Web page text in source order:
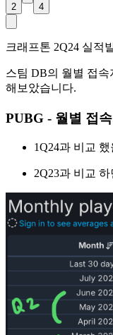
2 4
크래프톤 2Q24 실적
스팀 DB의 월별 접
해보았습니다.
PUBG - 월별 접
1Q24과 비교
2Q23과 비교